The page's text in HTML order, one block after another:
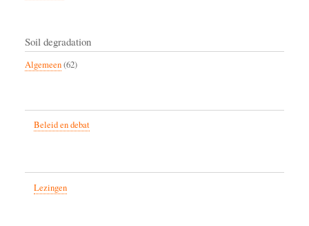
Soil degradation
Algemeen(62)
Beleid en debat
Lezingen